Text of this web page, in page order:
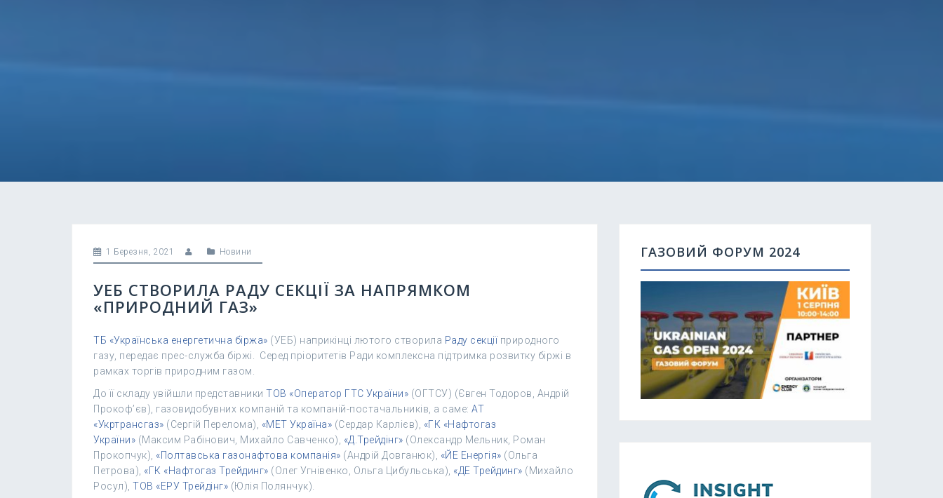
1 Березня, 2021 Новини
УЕБ СТВОРИЛА РАДУ СЕКЦІЇ ЗА НАПРЯМКОМ
«ПРИРОДНИЙ ГАЗ»
ТБ «Українська енергетична біржа» (УЕБ) наприкінці лютого створила Раду секціїприродного
газу, передає прес-служба біржі. Серед пріоритетів Ради комплексна підтримка розвитку біржі в
рамках торгів природним газом.
До її складу увійшли представники ТОВ «Оператор ГТС України» (ОГТСУ) (Євген Тодоров, Андрій
Прокоф’єв), газовидобувних компаній та компаній-постачальників, а саме: АТ
«Укртрансгаз» (Сергій Перелома), «МЕТ Україна» (Сердар Карлієв), «ГК «Нафтогаз
України» (Максим Рабінович, Михайло Савченко), «Д.Трейдінг» (Олександр Мельник, Роман
Прокопчук), «Полтавська газонафтова компанія» (Андрій Довганюк), «ЙЕ Енергія» (Ольга
Петрова), «ГК «Нафтогаз Трейдинг» (Олег Угнівенко, Ольга Цибульська), «ДЕ Трейдинг» (Михайло
Росул), ТОВ «ЕРУ Трейдінг» (Юлія Полянчук).
ГАЗОВИЙ ФОРУМ 2024